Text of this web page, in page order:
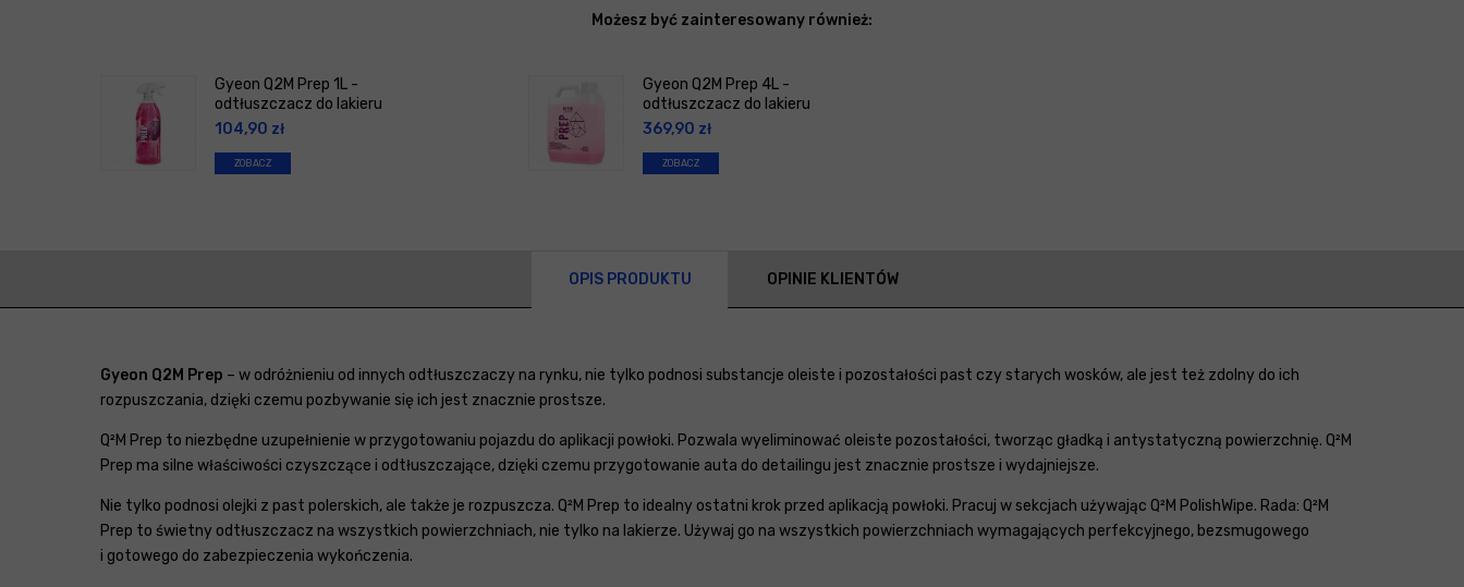
Możesz być zainteresowany również:
Gyeon Q2M Prep 1L -
odtłuszczacz do lakieru
104,90 zł
ZOBACZ
Gyeon Q2M Prep 4L -
odtłuszczacz do lakieru
369,90 zł
ZOBACZ
OPIS PRODUKTU OPINIE KLIENTÓW
Gyeon Q2M Prep – w odróżnieniu od innych odtłuszczaczy na rynku, nie tylko podnosi substancje oleiste i pozostałości past czy starych wosków, ale jest też zdolny do ich
rozpuszczania, dzięki czemu pozbywanie się ich jest znacznie prostsze.
Q²M Prep to niezbędne uzupełnienie w przygotowaniu pojazdu do aplikacji powłoki. Pozwala wyeliminować oleiste pozostałości, tworząc gładką i antystatyczną powierzchnię. Q²M
Prep ma silne właściwości czyszczące i odtłuszczające, dzięki czemu przygotowanie auta do detailingu jest znacznie prostsze i wydajniejsze.
Nie tylko podnosi olejki z past polerskich, ale także je rozpuszcza. Q²M Prep to idealny ostatni krok przed aplikacją powłoki. Pracuj w sekcjach używając Q²M PolishWipe. Rada: Q²M
Prep to świetny odtłuszczacz na wszystkich powierzchniach, nie tylko na lakierze. Używaj go na wszystkich powierzchniach wymagających perfekcyjnego, bezsmugowego
i gotowego do zabezpieczenia wykończenia.